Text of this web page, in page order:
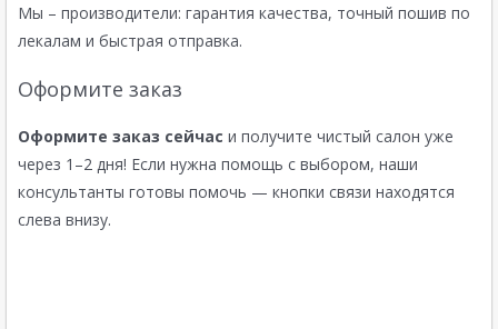
Мы – производители: гарантия качества, точный пошив по
лекалам и быстрая отправка.
Оформите заказ
Оформите заказ сейчас и получите чистый салон уже
через 1–2 дня! Если нужна помощь с выбором, наши
консультанты готовы помочь — кнопки связи находятся
слева внизу.